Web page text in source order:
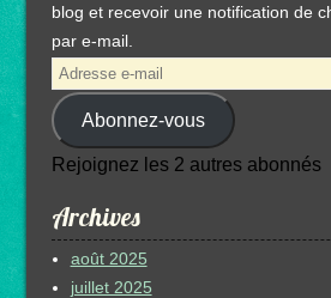
blog et recevoir une notification de
par e-mail.
Adresse
e-
mail Abonnez-vous
Rejoignez les 2 autres abonnés
Archives
août 2025
juillet 2025